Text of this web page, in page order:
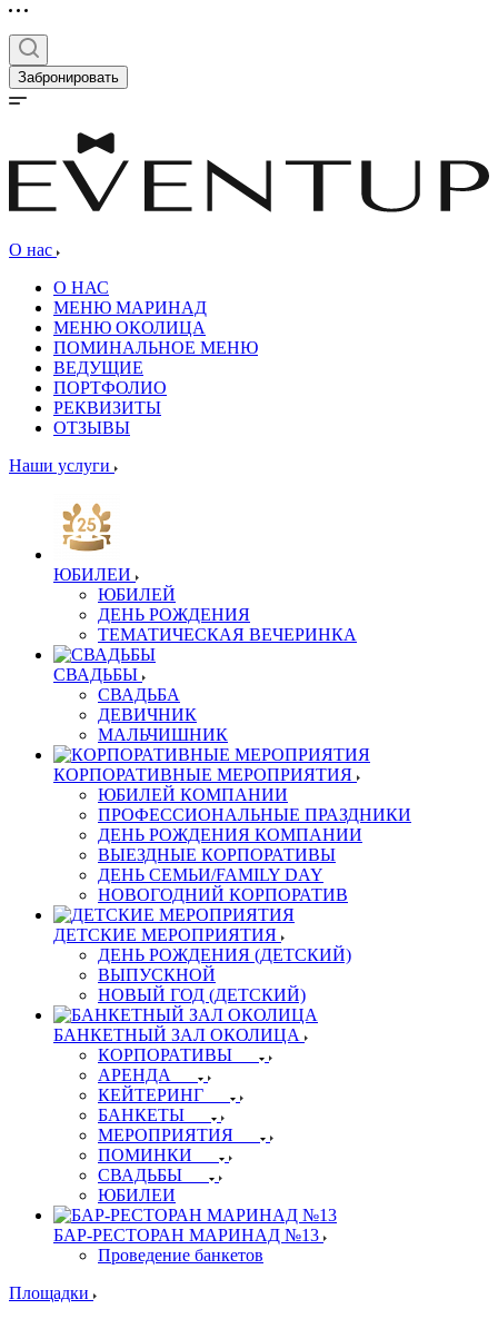
Забронировать
О нас
О НАС
МЕНЮ МАРИНАД
МЕНЮ ОКОЛИЦА
ПОМИНАЛЬНОЕ МЕНЮ
ВЕДУЩИЕ
ПОРТФОЛИО
РЕКВИЗИТЫ
ОТЗЫВЫ
Наши услуги
ЮБИЛЕИ
ЮБИЛЕЙ
ДЕНЬ РОЖДЕНИЯ
ТЕМАТИЧЕСКАЯ ВЕЧЕРИНКА
СВАДЬБЫ
СВАДЬБА
ДЕВИЧНИК
МАЛЬЧИШНИК
КОРПОРАТИВНЫЕ МЕРОПРИЯТИЯ
ЮБИЛЕЙ КОМПАНИИ
ПРОФЕССИОНАЛЬНЫЕ ПРАЗДНИКИ
ДЕНЬ РОЖДЕНИЯ КОМПАНИИ
ВЫЕЗДНЫЕ КОРПОРАТИВЫ
ДЕНЬ СЕМЬИ/FAMILY DAY
НОВОГОДНИЙ КОРПОРАТИВ
ДЕТСКИЕ МЕРОПРИЯТИЯ
ДЕНЬ РОЖДЕНИЯ (ДЕТСКИЙ)
ВЫПУСКНОЙ
НОВЫЙ ГОД (ДЕТСКИЙ)
БАНКЕТНЫЙ ЗАЛ ОКОЛИЦА
КОРПОРАТИВЫ
АРЕНДА
КЕЙТЕРИНГ
БАНКЕТЫ
МЕРОПРИЯТИЯ
ПОМИНКИ
СВАДЬБЫ
ЮБИЛЕИ
БАР-РЕСТОРАН МАРИНАД №13
Проведение банкетов
Площадки